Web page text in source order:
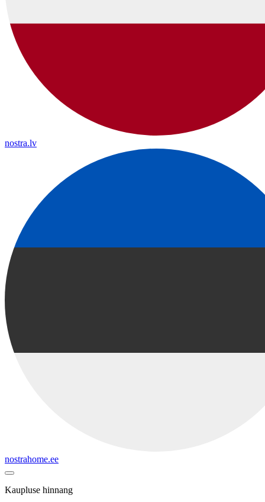
nostra.lv
nostrahome.ee
Kaupluse hinnang